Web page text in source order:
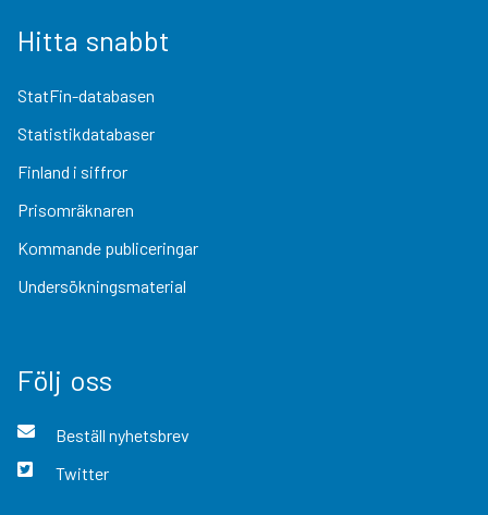
Hitta snabbt
StatFin-databasen
Statistikdatabaser
Finland i siffror
Prisomräknaren
Kommande publiceringar
Undersökningsmaterial
Följ oss
Beställ nyhetsbrev
Twitter